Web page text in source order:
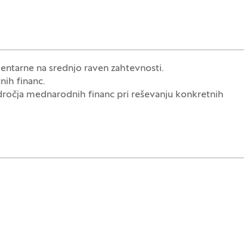
na srednjo raven zahtevnosti.
financ.
mednarodnih financ pri reševanju konkretnih